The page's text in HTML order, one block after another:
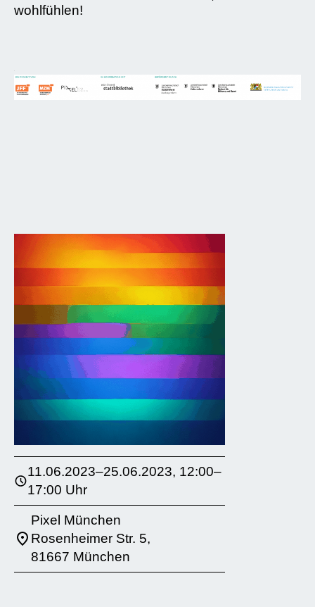
wohlfühlen!
11.06.2023–25.06.2023, 12:00–
17:00 Uhr
Pixel München
Rosenheimer Str. 5,
81667 München